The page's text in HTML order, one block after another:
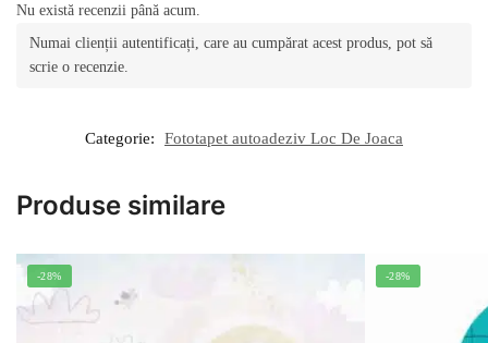
Nu există recenzii până acum.
Numai clienții autentificați, care au cumpărat acest produs, pot să
scrie o recenzie.
Categorie: Fototapet autoadeziv Loc De Joaca
Produse similare
-28% -28%